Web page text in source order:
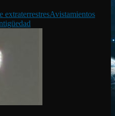
extraterrestresAvistamientos